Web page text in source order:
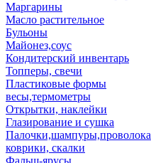
Маргарины
Масло растительное
Бульоны
Майонез,соус
Кондитерский инвентарь
Топперы, свечи
Пластиковые формы
весы,термометры
Открытки, наклейки
Глазирование и сушка
Палочки,шампуры,проволока
коврики, скалки
Фальш-ярусы